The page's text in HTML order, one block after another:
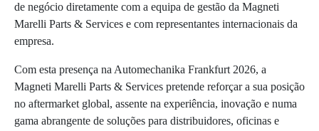
de negócio diretamente com a equipa de gestão da Magneti
Marelli Parts & Services e com representantes internacionais da
empresa.
Com esta presença na Automechanika Frankfurt 2026, a
Magneti Marelli Parts & Services pretende reforçar a sua posição
no aftermarket global, assente na experiência, inovação e numa
gama abrangente de soluções para distribuidores, oficinas e